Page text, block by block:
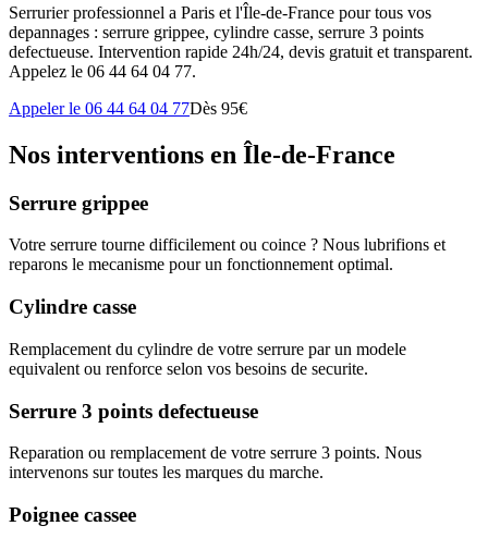
Serrurier professionnel a Paris et l'Île-de-France pour tous vos
depannages : serrure grippee, cylindre casse, serrure 3 points
defectueuse. Intervention rapide 24h/24, devis gratuit et transparent.
Appelez le 06 44 64 04 77.
Appeler le 06 44 64 04 77Dès 95€
Nos interventions en Île-de-France
Serrure grippee
Votre serrure tourne difficilement ou coince ? Nous lubrifions et
reparons le mecanisme pour un fonctionnement optimal.
Cylindre casse
Remplacement du cylindre de votre serrure par un modele
equivalent ou renforce selon vos besoins de securite.
Serrure 3 points defectueuse
Reparation ou remplacement de votre serrure 3 points. Nous
intervenons sur toutes les marques du marche.
Poignee cassee